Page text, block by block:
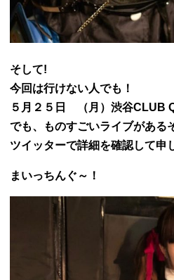
そして!
今回は行けない人でも！
５月２５日 （月）渋谷CLUB
でも、ものすごいライブがある
ツイッターで詳細を確認して申
まいっちんぐ～！